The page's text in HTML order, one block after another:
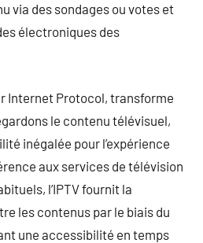
via des sondages ou votes et
électroniques des
Internet Protocol, transforme
le contenu télévisuel,
inégalée pour l’expérience
aux services de télévision
l’IPTV fournit la
les contenus par le biais du
une accessibilité en temps